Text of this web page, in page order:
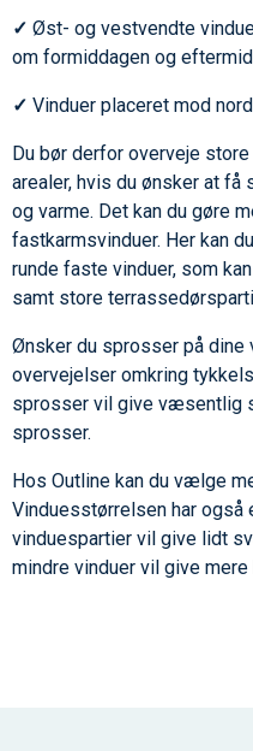
✓ Øst- og vestvendte
om formiddagen og
✓ Vinduer placeret mod
Du bør derfor overveje
arealer, hvis du ønsker at
og varme. Det kan du gøre
fastkarmsvinduer. Her kan
runde faste vinduer, som
samt store
Ønsker du sprosser på dine
overvejelser omkring
sprosser vil give væsentlig
sprosser.
Hos Outline kan du vælge
Vinduesstørrelsen har også
vinduespartier vil give lidt
mindre vinduer vil give